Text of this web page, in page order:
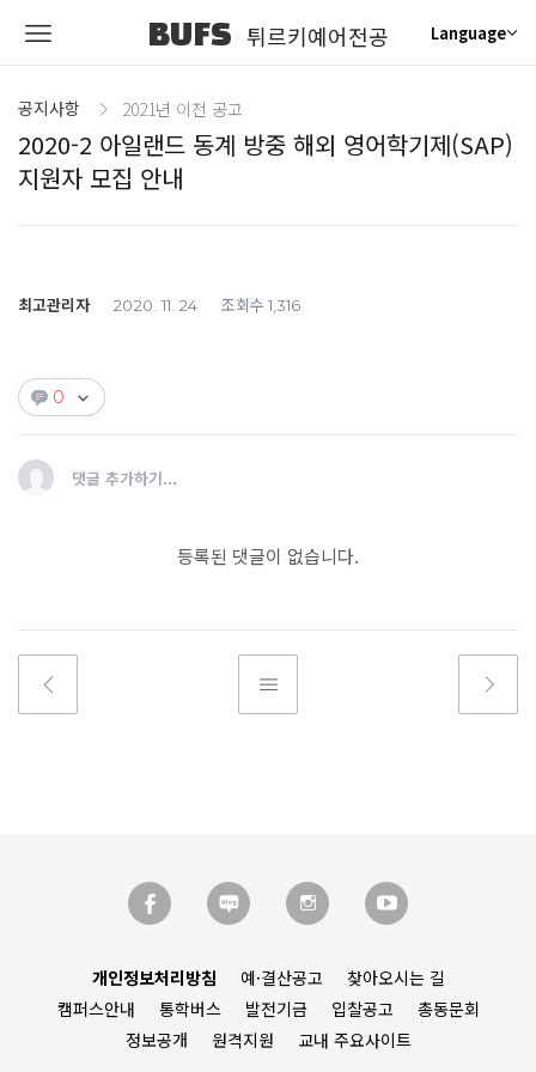
BUFS 튀르키예어전공 Language
공지사항 2021년 이전 공고
2020-2 아일랜드 동계 방중 해외 영어학기제(SAP)
지원자 모집 안내
최고관리자 2020. 11. 24 조회수 1,316
0
댓글 추가하기...
등록된 댓글이 없습니다.
개인정보처리방침 예·결산공고
찾아오시는 길
캠퍼스안내
통학버스 발전기금 입찰공고
총동문회
정보공개
원격지원 교내 주요사이트